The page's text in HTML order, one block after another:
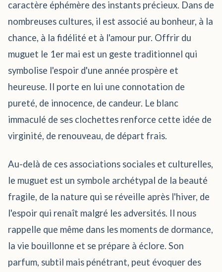
caractère éphémère des instants précieux. Dans de
nombreuses cultures, il est associé au bonheur, à la
chance, à la fidélité et à l'amour pur. Offrir du
muguet le 1er mai est un geste traditionnel qui
symbolise l'espoir d'une année prospère et
heureuse. Il porte en lui une connotation de
pureté, de innocence, de candeur. Le blanc
immaculé de ses clochettes renforce cette idée de
virginité, de renouveau, de départ frais.
Au-delà de ces associations sociales et culturelles,
le muguet est un symbole archétypal de la beauté
fragile, de la nature qui se réveille après l'hiver, de
l'espoir qui renaît malgré les adversités. Il nous
rappelle que même dans les moments de dormance,
la vie bouillonne et se prépare à éclore. Son
parfum, subtil mais pénétrant, peut évoquer des